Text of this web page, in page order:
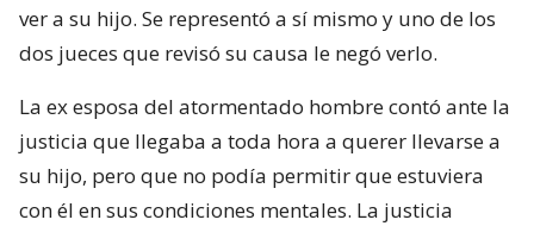
ver a su hijo. Se representó a sí mismo y uno de los
dos jueces que revisó su causa le negó verlo.
La ex esposa del atormentado hombre contó ante la
justicia que llegaba a toda hora a querer llevarse a
su hijo, pero que no podía permitir que estuviera
con él en sus condiciones mentales. La justicia